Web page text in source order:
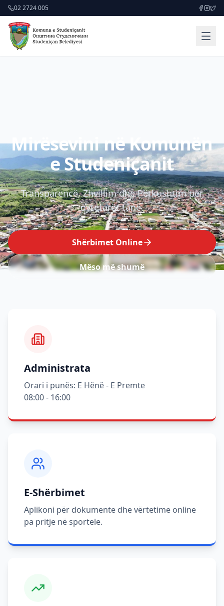
02 2724 005
Mirësevini në Komunën
e Studeniçanit
Transparencë, Zhvillim dhe Përkushtim për
qytetarët tanë.
Shërbimet Online
Mëso më shumë
Administrata
Orari i punës: E Hënë - E Premte
08:00 - 16:00
E-Shërbimet
Aplikoni për dokumente dhe vërtetime online
pa pritje në sportele.